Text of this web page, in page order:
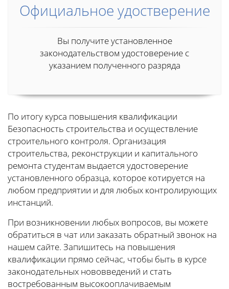
Официальное удостверение
Вы получите установленное
законодательством удостоверение с
указанием полученного разряда
По итогу курса повышения квалификации
Безопасность строительства и осуществление
строительного контроля. Организация
строительства, реконструкции и капитального
ремонта студентам выдается удостоверение
установленного образца, которое котируется на
любом предприятии и для любых контролирующих
инстанций.
При возникновении любых вопросов, вы можете
обратиться в чат или заказать обратный звонок на
нашем сайте. Запишитесь на повышения
квалификации прямо сейчас, чтобы быть в курсе
законодательных нововведений и стать
востребованным высокооплачиваемым